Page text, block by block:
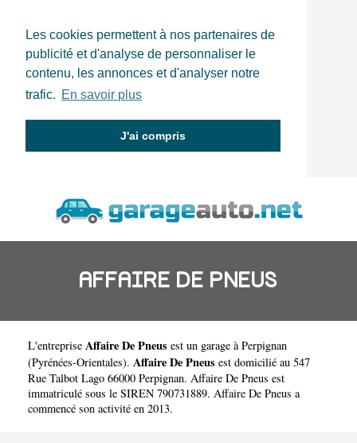
Les cookies permettent à nos partenaires de
publicité et d'analyse de personnaliser le
contenu, les annonces et d'analyser notre
trafic. En savoir plus
J'ai compris
AFFAIRE DE PNEUS
L'entreprise Affaire De Pneus est un garage à Perpignan
(Pyrénées-Orientales). Affaire De Pneus est domicilié au 547
Rue Talbot Lago 66000 Perpignan. Affaire De Pneus est
immatriculé sous le SIREN 790731889. Affaire De Pneus a
commencé son activité en 2013.